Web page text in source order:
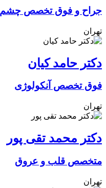
جراح و فوق تخصص چشم
تهران
دکتر حامد کیان
فوق تخصص آنکولوژی
تهران
دکتر محمد تقی پور
متخصص قلب و عروق
تهران